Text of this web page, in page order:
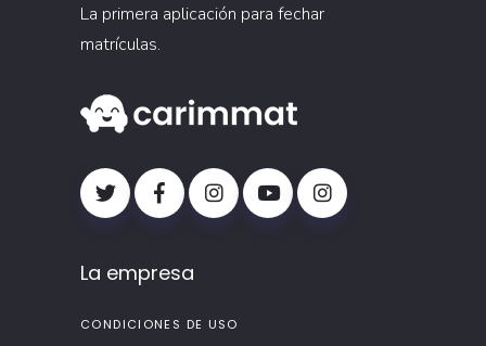
La primera aplicación para fechar
matrículas.
La empresa
CONDICIONES DE USO